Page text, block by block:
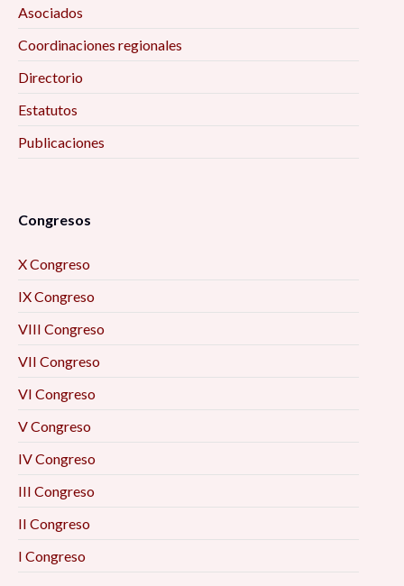
Asociados
Coordinaciones regionales
Directorio
Estatutos
Publicaciones
Congresos
X Congreso
IX Congreso
VIII Congreso
VII Congreso
VI Congreso
V Congreso
IV Congreso
III Congreso
II Congreso
I Congreso